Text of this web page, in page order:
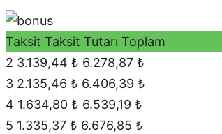
Taksit Taksit Tutarı Toplam
2 3.139,44 ₺ 6.278,87 ₺
3 2.135,46 ₺ 6.406,39 ₺
4 1.634,80 ₺ 6.539,19 ₺
5 1.335,37 ₺ 6.676,85 ₺